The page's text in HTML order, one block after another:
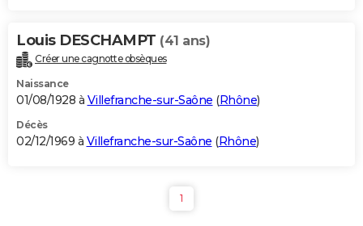
Louis DESCHAMPT (41 ans)
Créer une cagnotte obsèques
Naissance
01/08/1928 à Villefranche-sur-Saône (Rhône)
Décès
02/12/1969 à Villefranche-sur-Saône (Rhône)
1